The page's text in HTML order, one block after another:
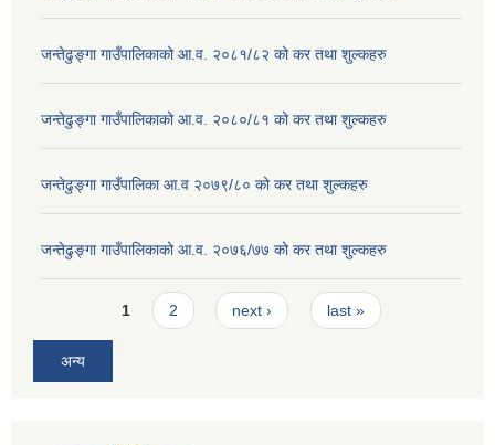
जन्तेढुङ्गा गाउँपालिकाको आ.व. २०८१/८२ को कर तथा शुल्कहरु
जन्तेढुङ्गा गाउँपालिकाको आ.व. २०८०/८१ को कर तथा शुल्कहरु
जन्तेढुङ्गा गाउँपालिका आ.व २०७९/८० को कर तथा शुल्कहरु
जन्तेढुङ्गा गाउँपालिकाको आ.व. २०७६/७७ को कर तथा शुल्कहरु
Pages1 2 next › last »
अन्य